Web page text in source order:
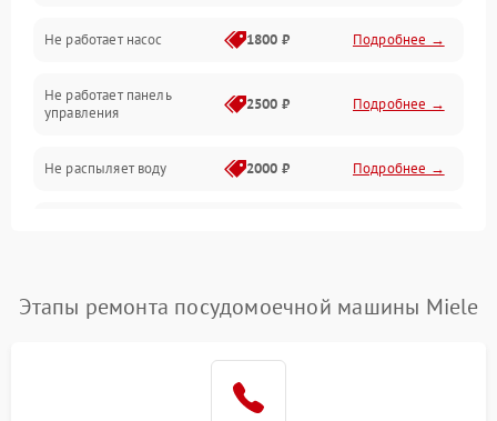
Вода
Гигиена
Программное обеспечение
Не работает насос 1800 ₽ Подробнее →
Не работает панель
управления
2500 ₽ Подробнее →
Не распыляет воду 2000 ₽ Подробнее →
воды
1800 ₽ Подробнее →
Этапы ремонта посудомоечной машины Miele